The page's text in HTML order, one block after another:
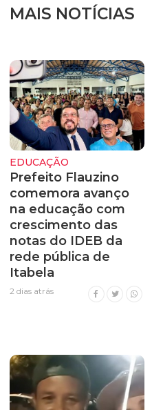
MAIS NOTÍCIAS
EDUCAÇÃO
Prefeito Flauzino
comemora avanço
na educação com
crescimento das
notas do IDEB da
rede pública de
Itabela
2 dias atrás